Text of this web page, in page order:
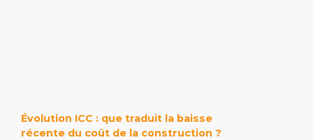
Évolution ICC : que traduit la baisse
récente du coût de la construction ?